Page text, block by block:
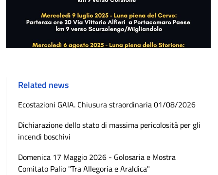
Related news
Ecostazioni GAIA. Chiusura straordinaria 01/08/2026
Dichiarazione dello stato di massima pericolosità per gli
incendi boschivi
Domenica 17 Maggio 2026 - Golosaria e Mostra
Comitato Palio "Tra Allegoria e Araldica"